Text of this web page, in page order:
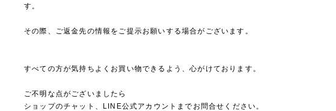
す。
その際、ご返金先の情報をご提示お願いする場合がございます。
すべての方が気持ちよくお買い物できるよう、心がけております。
ご不明な点がございましたら
ショップのチャット、LINE公式アカウントまでお問合せください。